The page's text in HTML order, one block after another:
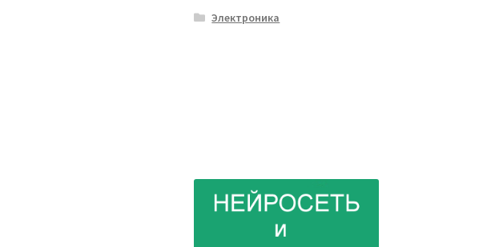
Электроника